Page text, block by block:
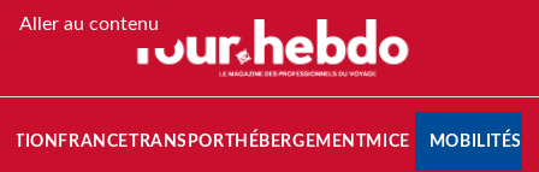
Aller au contenu
FRANCETRANSPORT HÉBERGEMENTMICE MOBILITÉS